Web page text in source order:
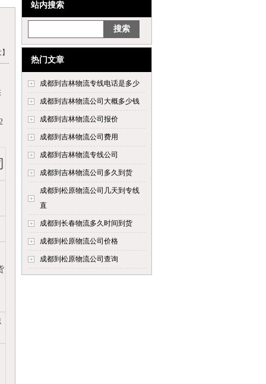
站内搜索
热门文章
成都到吉林物流专线电话是多少
成都到吉林物流公司大概多少钱
成都到吉林物流公司报价
成都到吉林物流公司费用
成都到吉林物流专线公司
成都到吉林物流公司多久到货
成都到松原物流公司几天到专线
直
成都到长春物流多久时间到货
成都到松原物流公司价格
成都到松原物流公司查询